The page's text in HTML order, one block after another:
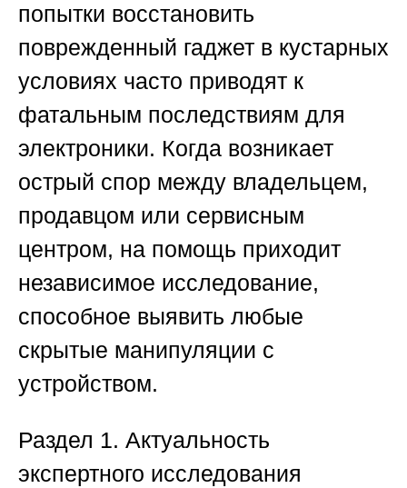
попытки восстановить
поврежденный гаджет в кустарных
условиях часто приводят к
фатальным последствиям для
электроники. Когда возникает
острый спор между владельцем,
продавцом или сервисным
центром, на помощь приходит
независимое исследование,
способное выявить любые
скрытые манипуляции с
устройством.
Раздел 1. Актуальность
экспертного исследования